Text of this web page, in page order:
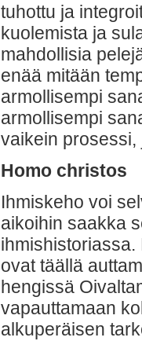
tuhottu ja
kuolemista ja
mahdollisia
enää mitään
armollisempi
armollisempi
vaikein
Homo christos
Ihmiskeho voi
aikoihin saakka
ihmishistoriassa.
ovat täällä
hengissä
vapauttamaan
alkuperäisen